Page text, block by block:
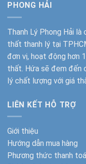
PHONG HẢI
Thanh Lý Phong Hải là
thất thanh lý tại
đơn vị, hoạt động hơn
thất. Hứa sẽ đem đến
lý chất lượng với giá
LIÊN KẾT HỖ TRỢ
Giới thiệu
Hướng dẫn mua hàng
Phương thức thanh